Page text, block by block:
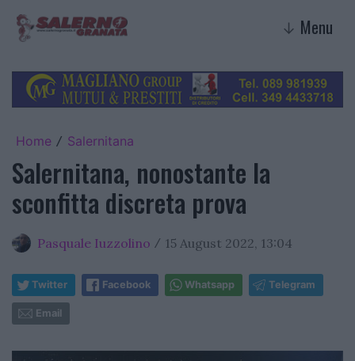
↓ Menu
Home / Salernitana
Salernitana, nonostante la
sconfitta discreta prova
Pasquale Iuzzolino / 15 August 2022, 13:04
Twitter Facebook Whatsapp Telegram
Email